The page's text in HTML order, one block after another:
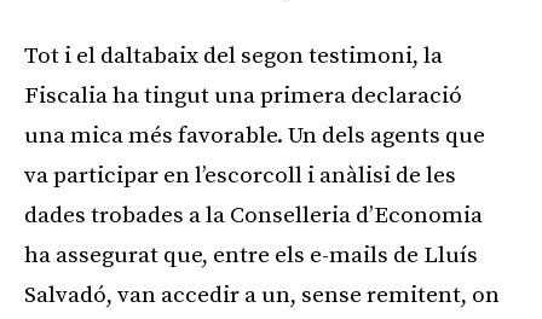
Tot i el daltabaix del segon testimoni, la
Fiscalia ha tingut una primera declaració
una mica més favorable. Un dels agents que
va participar en l’escorcoll i anàlisi de les
dades trobades a la Conselleria d’Economia
ha assegurat que, entre els e-mails de Lluís
Salvadó, van accedir a un, sense remitent, on